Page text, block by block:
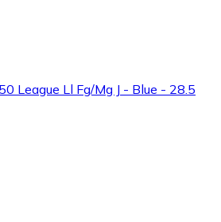
League Ll Fg/Mg J - Blue - 28.5